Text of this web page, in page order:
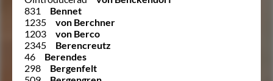
831
Bennet
1235
von Berchner
1203
von Berco
2345
Berencreutz
46
Berendes
298
Bergenfelt